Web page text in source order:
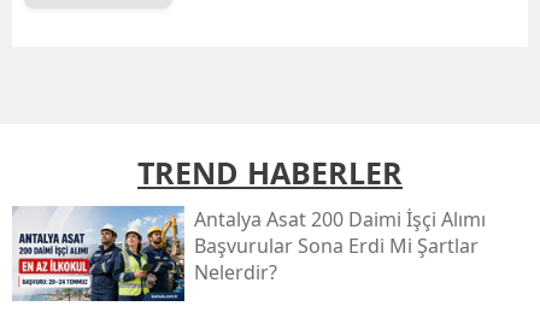
TREND HABERLER
Antalya Asat 200 Daimi İşçi Alımı
Başvurular Sona Erdi Mi Şartlar
Nelerdir?